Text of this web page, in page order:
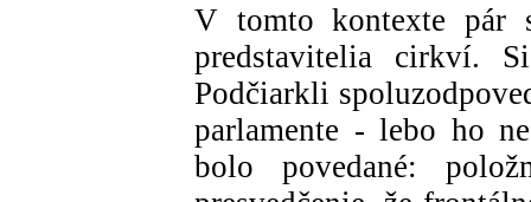
V tomto kontexte pár
predstavitelia cirkví.
Podčiarkli
parlamente - lebo ho
bolo povedané: